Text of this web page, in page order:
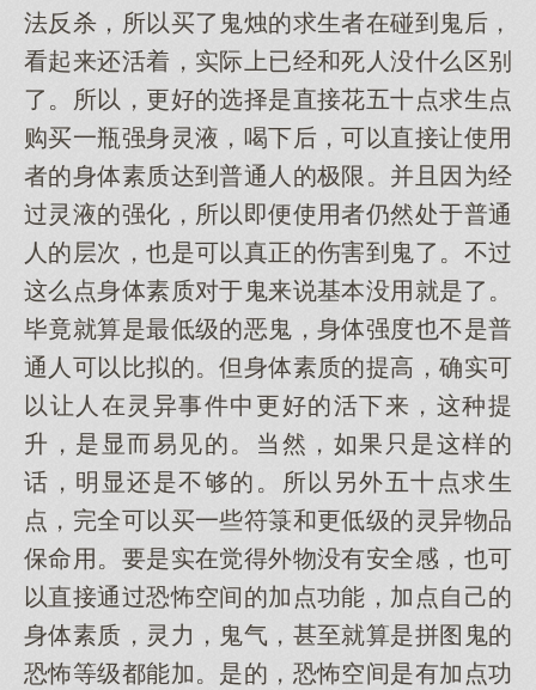
法反杀，所以买了鬼烛的求生者在碰到鬼后，
看起来还活着，实际上已经和死人没什么区别
了。所以，更好的选择是直接花五十点求生点
购买一瓶强身灵液，喝下后，可以直接让使用
者的身体素质达到普通人的极限。并且因为经
过灵液的强化，所以即便使用者仍然处于普通
人的层次，也是可以真正的伤害到鬼了。不过
这么点身体素质对于鬼来说基本没用就是了。
毕竟就算是最低级的恶鬼，身体强度也不是普
通人可以比拟的。但身体素质的提高，确实可
以让人在灵异事件中更好的活下来，这种提
升，是显而易见的。当然，如果只是这样的
话，明显还是不够的。所以另外五十点求生
点，完全可以买一些符箓和更低级的灵异物品
保命用。要是实在觉得外物没有安全感，也可
以直接通过恐怖空间的加点功能，加点自己的
身体素质，灵力，鬼气，甚至就算是拼图鬼的
恐怖等级都能加。是的，恐怖空间是有加点功